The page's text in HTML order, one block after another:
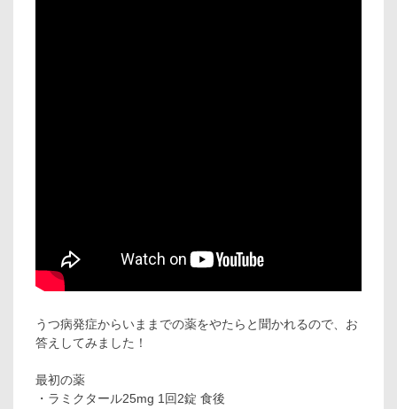
うつ病発症からいままでの薬をやたらと聞かれるので、お
答えしてみました！
最初の薬
・ラミクタール25mg 1回2錠 食後